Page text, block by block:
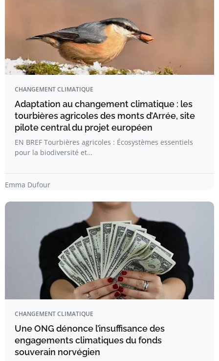
CHANGEMENT CLIMATIQUE
Adaptation au changement climatique : les
tourbières agricoles des monts d’Arrée, site
pilote central du projet européen
EN BREF Tourbières agricoles : Écosystèmes essentiels
pour la biodiversité et…
Emma Dufour
CHANGEMENT CLIMATIQUE
Une ONG dénonce l’insuffisance des
engagements climatiques du fonds
souverain norvégien